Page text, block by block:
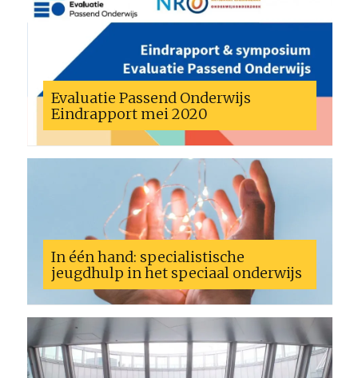
Evaluatie Passend Onderwijs
Eindrapport mei 2020
In één hand: specialistische
jeugdhulp in het speciaal onderwijs